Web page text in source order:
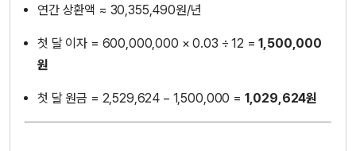
연간 상환액 ≈ 30,355,490원/년
첫 달 이자 = 600,000,000 × 0.03 ÷ 12 =1,500,000
원
첫 달 원금 = 2,529,624 − 1,500,000 = 1,029,624원